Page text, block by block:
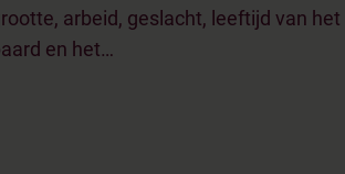
arbeid, geslacht, leeftijd van het
en het…